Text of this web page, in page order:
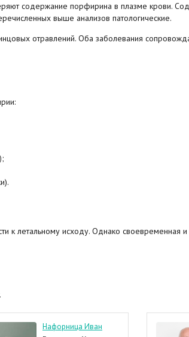
содержание порфирина в плазме крови.
выше анализов патологические.
отравлений. Оба заболевания
к летальному исходу. Однако своевременная
Нафорница Иван